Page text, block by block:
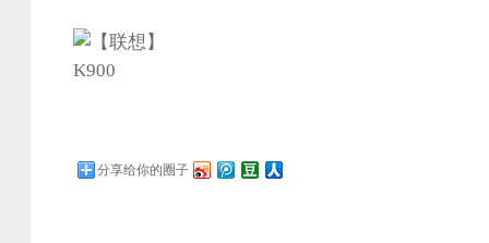
分享给你的圈子